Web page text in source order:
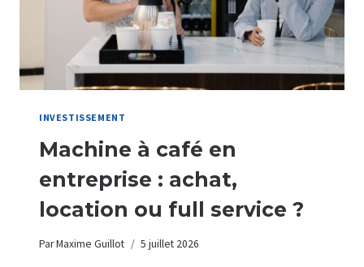
INVESTISSEMENT
Machine à café en
entreprise : achat,
location ou full service ?
ParMaxime Guillot 5 juillet 2026